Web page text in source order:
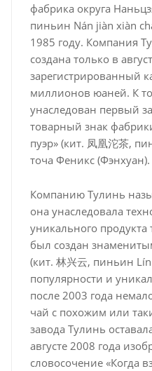
фабрика округа
пиньин Nán jiàn xiàn
1985 году. Компания
создана только в
зарегистрированный
миллионов юаней. К
унаследован первый
товарный знак
пуэр» (кит. 凤凰沱茶,
точа Феникс (Фэнхуан).
Компанию Тулинь
она унаследовала
уникального
был создан
(кит. 林兴云, пиньин
популярности и
после 2003 года
чай с похожим или
завода Тулинь
августе 2008 года
словосочение «Когда